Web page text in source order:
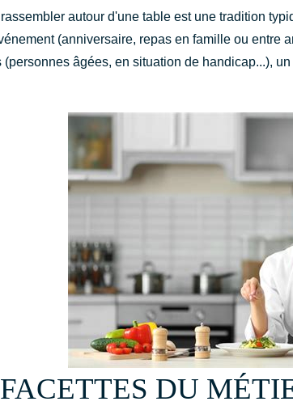
rassembler autour d'une table est une tradition
(anniversaire, repas en famille ou entre
(personnes âgées, en situation de handicap...),
DU